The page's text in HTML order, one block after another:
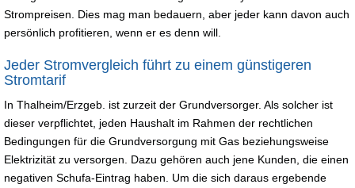
Strompreisen. Dies mag man bedauern, aber jeder kann davon auch
persönlich profitieren, wenn er es denn will.
Jeder Stromvergleich führt zu einem günstigeren
Stromtarif
In Thalheim/Erzgeb. ist zurzeit der Grundversorger. Als solcher ist
dieser verpflichtet, jeden Haushalt im Rahmen der rechtlichen
Bedingungen für die Grundversorgung mit Gas beziehungsweise
Elektrizität zu versorgen. Dazu gehören auch jene Kunden, die einen
negativen Schufa-Eintrag haben. Um die sich daraus ergebende